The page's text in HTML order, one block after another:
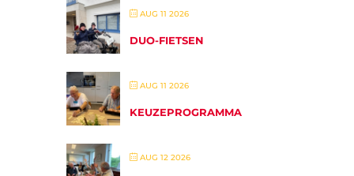
AUG 11 2026
DUO-FIETSEN
AUG 11 2026
KEUZEPROGRAMMA
AUG 12 2026